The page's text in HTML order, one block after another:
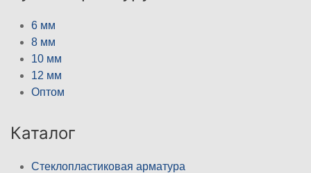
6 мм
8 мм
10 мм
12 мм
Оптом
Каталог
Стеклопластиковая арматура